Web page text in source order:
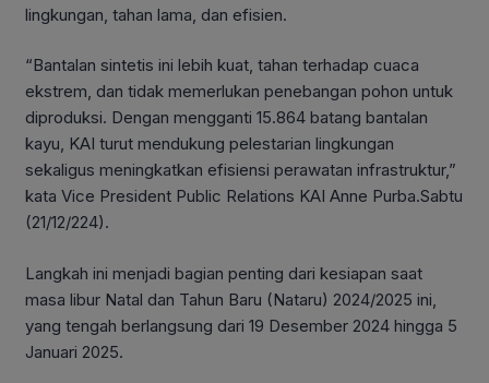
lingkungan, tahan lama, dan efisien.
“Bantalan sintetis ini lebih kuat, tahan terhadap cuaca
ekstrem, dan tidak memerlukan penebangan pohon untuk
diproduksi. Dengan mengganti 15.864 batang bantalan
kayu, KAI turut mendukung pelestarian lingkungan
sekaligus meningkatkan efisiensi perawatan infrastruktur,”
kata Vice President Public Relations KAI Anne Purba.Sabtu
(21/12/224).
Langkah ini menjadi bagian penting dari kesiapan saat
masa libur Natal dan Tahun Baru (Nataru) 2024/2025 ini,
yang tengah berlangsung dari 19 Desember 2024 hingga 5
Januari 2025.